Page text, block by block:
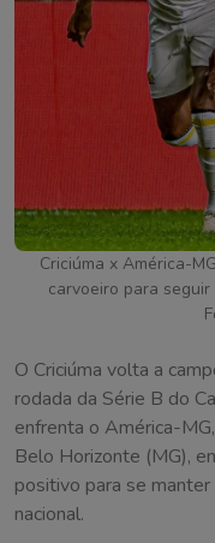
Criciúma x América-
carvoeiro para
O Criciúma volta a
rodada da Série B do
enfrenta o América-
Belo Horizonte (MG),
positivo para se
nacional.